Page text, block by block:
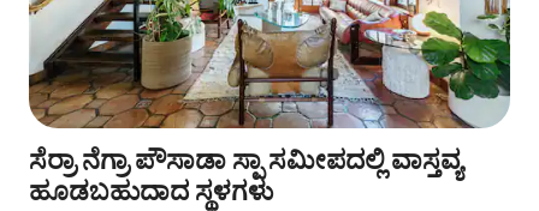
ಸೆರ್ರಾ ನೆಗ್ರಾ ಪೌಸಾಡಾ ಸ್ಪಾ ಸಮೀಪದಲ್ಲಿ ವಾಸ್ತವ್ಯ
ಹೂಡಬಹುದಾದ ಸ್ಥಳಗಳು